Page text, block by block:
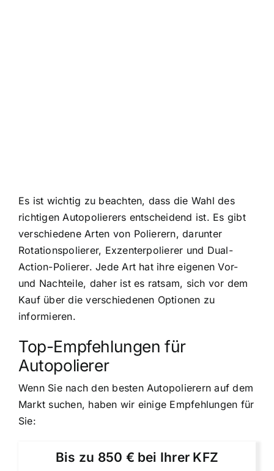
Es ist wichtig zu beachten, dass die Wahl des
richtigen Autopolierers entscheidend ist. Es gibt
verschiedene Arten von Polierern, darunter
Rotationspolierer, Exzenterpolierer und Dual-
Action-Polierer. Jede Art hat ihre eigenen Vor-
und Nachteile, daher ist es ratsam, sich vor dem
Kauf über die verschiedenen Optionen zu
informieren.
Top-Empfehlungen für
Autopolierer
Wenn Sie nach den besten Autopolierern auf dem
Markt suchen, haben wir einige Empfehlungen für
Sie:
Bis zu 850 € bei Ihrer KFZ